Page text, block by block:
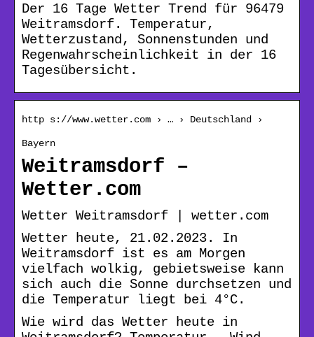
Der 16 Tage Wetter Trend für 96479
Weitramsdorf. Temperatur,
Wetterzustand, Sonnenstunden und
Regenwahrscheinlichkeit in der 16
Tagesübersicht.
http s://www.wetter.com › … › Deutschland ›
Bayern
Weitramsdorf –
Wetter.com
Wetter Weitramsdorf | wetter.com
Wetter heute, 21.02.2023. In
Weitramsdorf ist es am Morgen
vielfach wolkig, gebietsweise kann
sich auch die Sonne durchsetzen und
die Temperatur liegt bei 4°C.
Wie wird das Wetter heute in